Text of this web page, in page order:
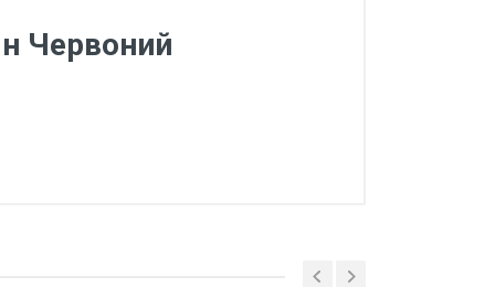
Червоний